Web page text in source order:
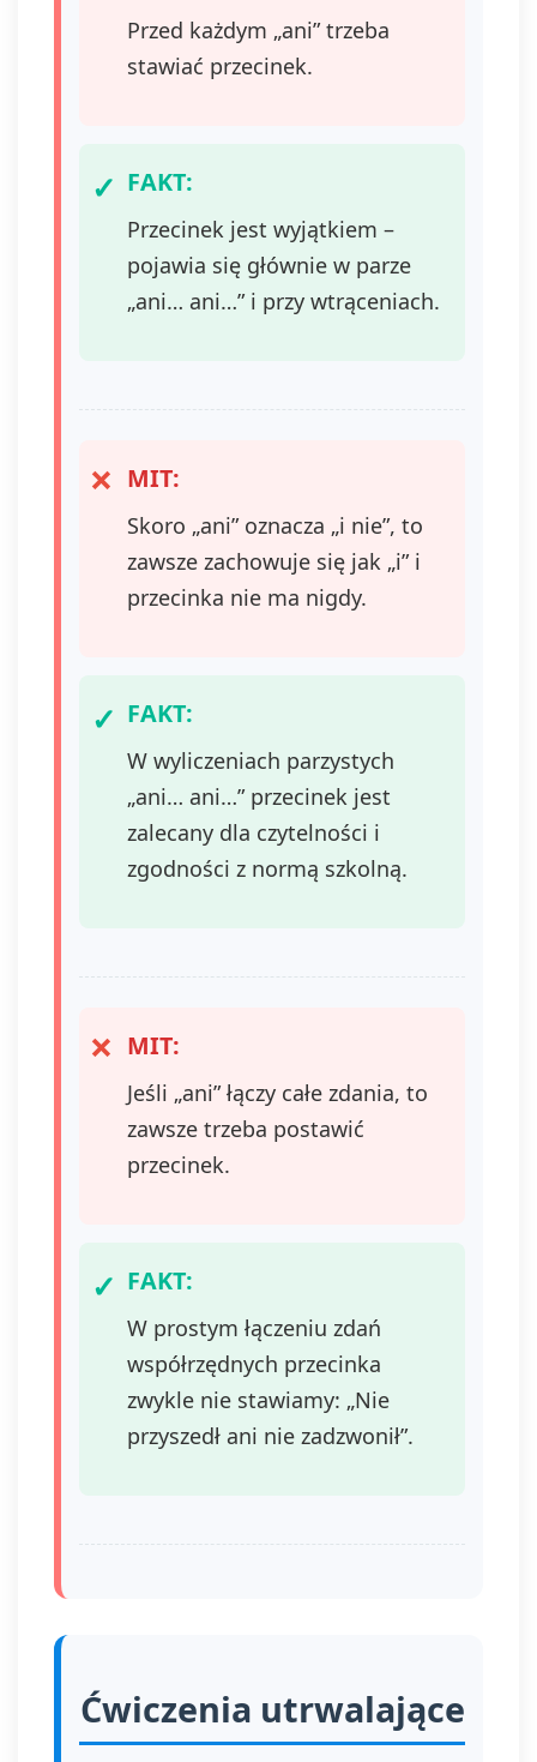
Przed każdym „ani” trzeba
stawiać przecinek.
FAKT:
Przecinek jest wyjątkiem –
pojawia się głównie w parze
„ani… ani…” i przy wtrąceniach.
MIT:
Skoro „ani” oznacza „i nie”, to
zawsze zachowuje się jak „i” i
przecinka nie ma nigdy.
FAKT:
W wyliczeniach parzystych
„ani… ani…” przecinek jest
zalecany dla czytelności i
zgodności z normą szkolną.
MIT:
Jeśli „ani” łączy całe zdania, to
zawsze trzeba postawić
przecinek.
FAKT:
W prostym łączeniu zdań
współrzędnych przecinka
zwykle nie stawiamy: „Nie
przyszedł ani nie zadzwonił”.
Ćwiczenia utrwalające